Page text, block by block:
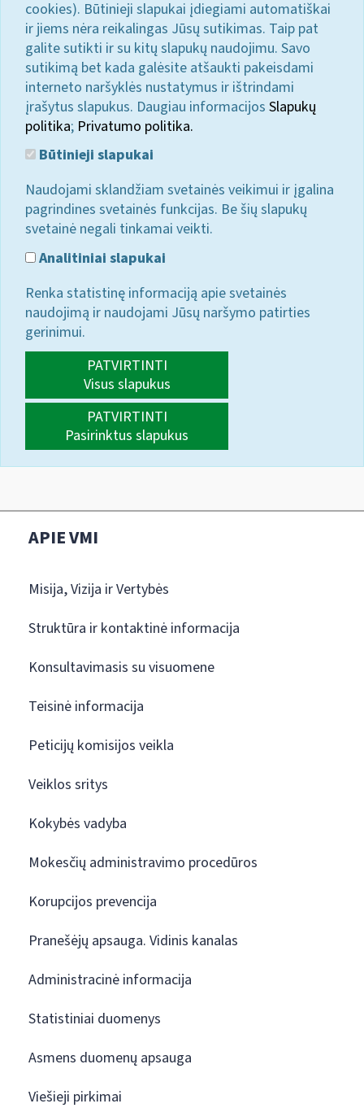
cookies). Būtinieji slapukai įdiegiami automatiškai
ir jiems nėra reikalingas Jūsų sutikimas. Taip pat
galite sutikti ir su kitų slapukų naudojimu. Savo
sutikimą bet kada galėsite atšaukti pakeisdami
interneto naršyklės nustatymus ir ištrindami
įrašytus slapukus. Daugiau informacijos Slapukų
politika; Privatumo politika.
Būtinieji slapukai
Naudojami sklandžiam svetainės veikimui ir įgalina
pagrindines svetainės funkcijas. Be šių slapukų
svetainė negali tinkamai veikti.
Analitiniai slapukai
Renka statistinę informaciją apie svetainės
naudojimą ir naudojami Jūsų naršymo patirties
gerinimui.
PATVIRTINTI
Visus slapukus
PATVIRTINTI
Pasirinktus slapukus
APIE VMI
Misija, Vizija ir Vertybės
Struktūra ir kontaktinė informacija
Konsultavimasis su visuomene
Teisinė informacija
Peticijų komisijos veikla
Veiklos sritys
Kokybės vadyba
Mokesčių administravimo procedūros
Korupcijos prevencija
Pranešėjų apsauga. Vidinis kanalas
Administracinė informacija
Statistiniai duomenys
Asmens duomenų apsauga
Viešieji pirkimai